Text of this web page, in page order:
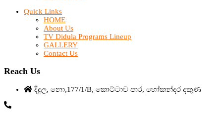
Quick Links
HOME
About Us
TV Didula Programs Lineup
GALLERY
Contact Us
Reach Us
දිදුල, නො,177/1/B, කොට්ටාව පාර, හෝකන්දර දකුණ